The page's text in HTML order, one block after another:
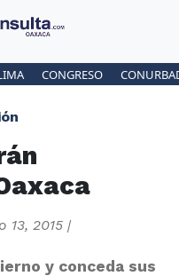
CONGRESO
13, 2015 |
y conceda sus